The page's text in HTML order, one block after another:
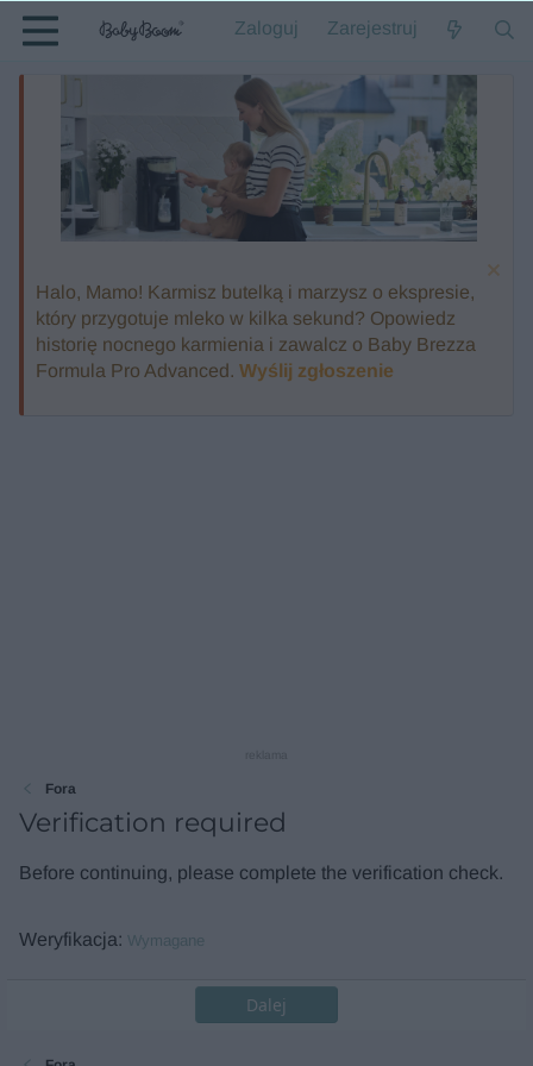
Zaloguj Zarejestruj
Halo, Mamo! Karmisz butelką i marzysz o ekspresie,
który przygotuje mleko w kilka sekund? Opowiedz
historię nocnego karmienia i zawalcz o Baby Brezza
Formula Pro Advanced. Wyślij zgłoszenie
Fora
Verification required
Before continuing, please complete the verification check.
Weryfikacja Wymagane
Dalej